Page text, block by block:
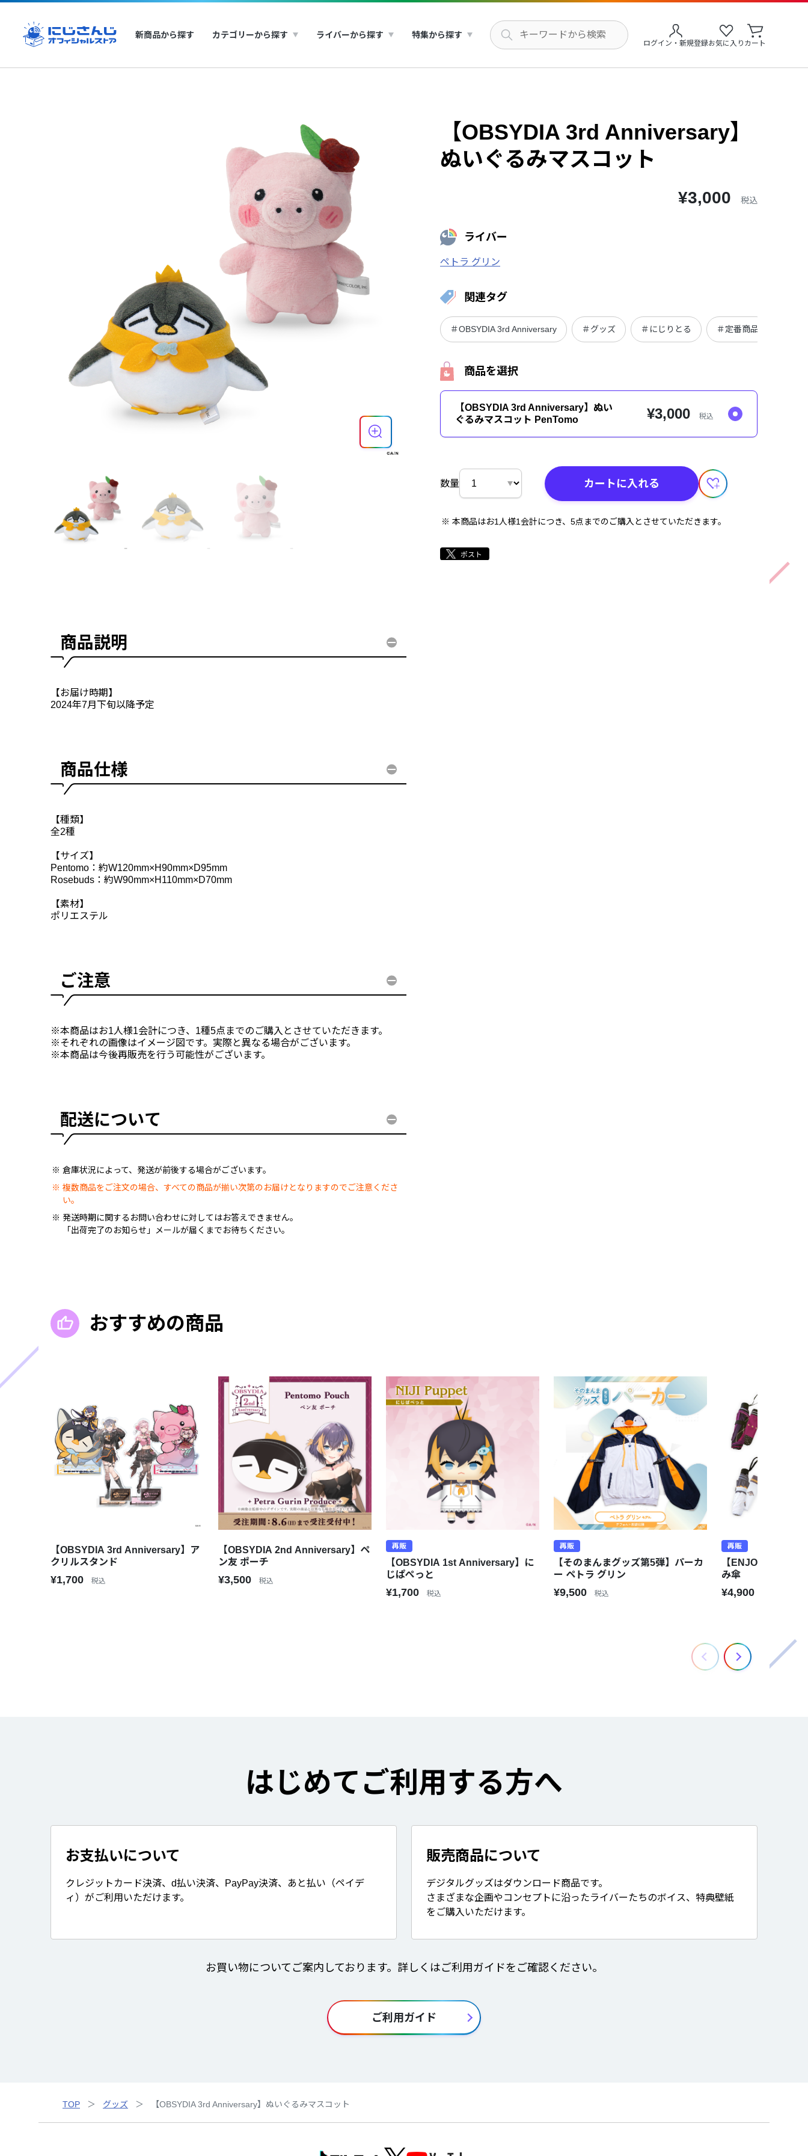
新商品から探す カテゴリーから探す ライバーから探す 特集から探す
ログイン・新規登録お気に入り カート
【OBSYDIA 3rd Anniversary】
ぬいぐるみマスコット
¥3,000 税込
ライバー
ペトラ グリン
関連タグ
＃OBSYDIA 3rd Anniversary ＃グッズ ＃にじりとる ＃定番商品
商品を選択
【OBSYDIA 3rd Anniversary】ぬい
ぐるみマスコット PenTomo
¥3,000 税込
数量 カートに入れる
本商品はお1人様1会計につき、5点までのご購入とさせていただきます。
商品説明
【お届け時期】
2024年7月下旬以降予定
商品仕様
【種類】
全2種
【サイズ】
Pentomo：約W120mm×H90mm×D95mm
Rosebuds：約W90mm×H110mm×D70mm
【素材】
ポリエステル
ご注意
※本商品はお1人様1会計につき、1種5点までのご購入とさせていただきます。
※それぞれの画像はイメージ図です。実際と異なる場合がございます。
※本商品は今後再販売を行う可能性がございます。
配送について
倉庫状況によって、発送が前後する場合がございます。
複数商品をご注文の場合、すべての商品が揃い次第のお届けとなりますのでご注意くださ
い。
発送時期に関するお問い合わせに対してはお答えできません。
「出荷完了のお知らせ」メールが届くまでお待ちください。
おすすめの商品
【OBSYDIA 3rd Anniversary】ア
クリルスタンド
¥1,700 税込
【OBSYDIA 2nd Anniversary】ペ
ン友 ポーチ
¥3,500 税込
再販
【OBSYDIA 1st Anniversary】に
じぱぺっと
¥1,700 税込
再販
【そのまんまグッズ第5弾】パーカ
ー ペトラ グリン
¥9,500 税込
再販
【ENJOY Rainy
み傘
¥4,900
はじめてご利用する方へ
お支払いについて
クレジットカード決済、d払い決済、PayPay決済、あと払い（ペイデ
ィ）がご利用いただけます。
販売商品について
デジタルグッズはダウンロード商品です。
さまざまな企画やコンセプトに沿ったライバーたちのボイス、特典壁紙
をご購入いただけます。
お買い物についてご案内しております。詳しくはご利用ガイドをご確認ください。
ご利用ガイド
TOP グッズ 【OBSYDIA 3rd Anniversary】ぬいぐるみマスコット